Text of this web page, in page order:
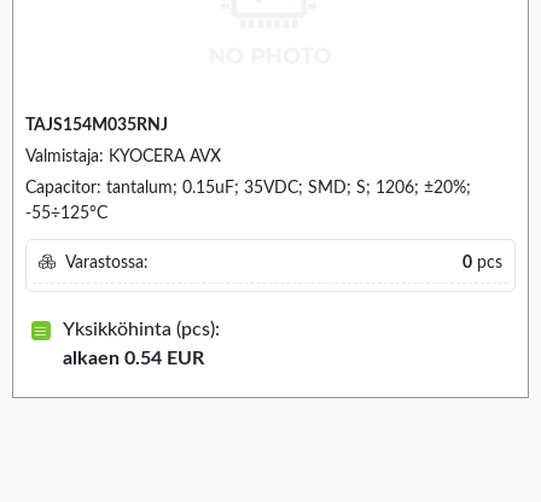
TAJS154M035RNJ
Valmistaja: KYOCERA AVX
Capacitor: tantalum; 0.15uF; 35VDC; SMD; S; 1206; ±20%;
-55÷125°C
Varastossa: 0 pcs
Yksikköhinta (pcs):
alkaen 0.54 EUR